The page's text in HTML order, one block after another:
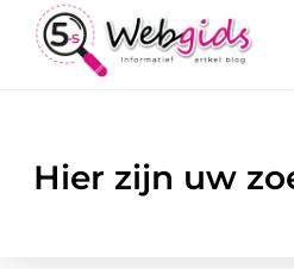
Hier zijn uw